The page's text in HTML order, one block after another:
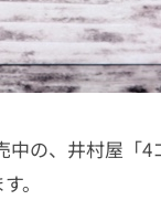
の、 井村屋「4
。